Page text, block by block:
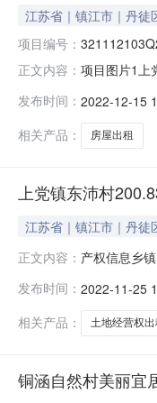
江苏省｜镇江市｜丹徒
项目编号：
正文内容： 项目图片1上
原黄村小学
型：集
发布时间： 2022-12-15
相关产品：
房屋出租
上党镇东沛村
江苏省｜镇江市｜丹徒
正文内容： 产权信息乡
经营权人：
农村产权交易
发布时间： 2022-11-25
相关产品：
土地经营权出
铜涵自然村美丽宜